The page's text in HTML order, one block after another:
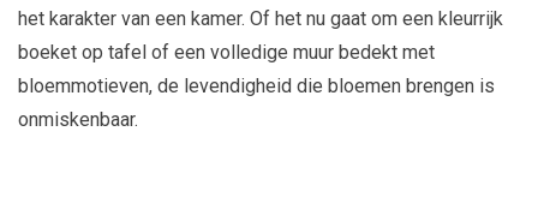
het karakter van een kamer. Of het nu gaat om een kleurrijk
boeket op tafel of een volledige muur bedekt met
bloemmotieven, de levendigheid die bloemen brengen is
onmiskenbaar.